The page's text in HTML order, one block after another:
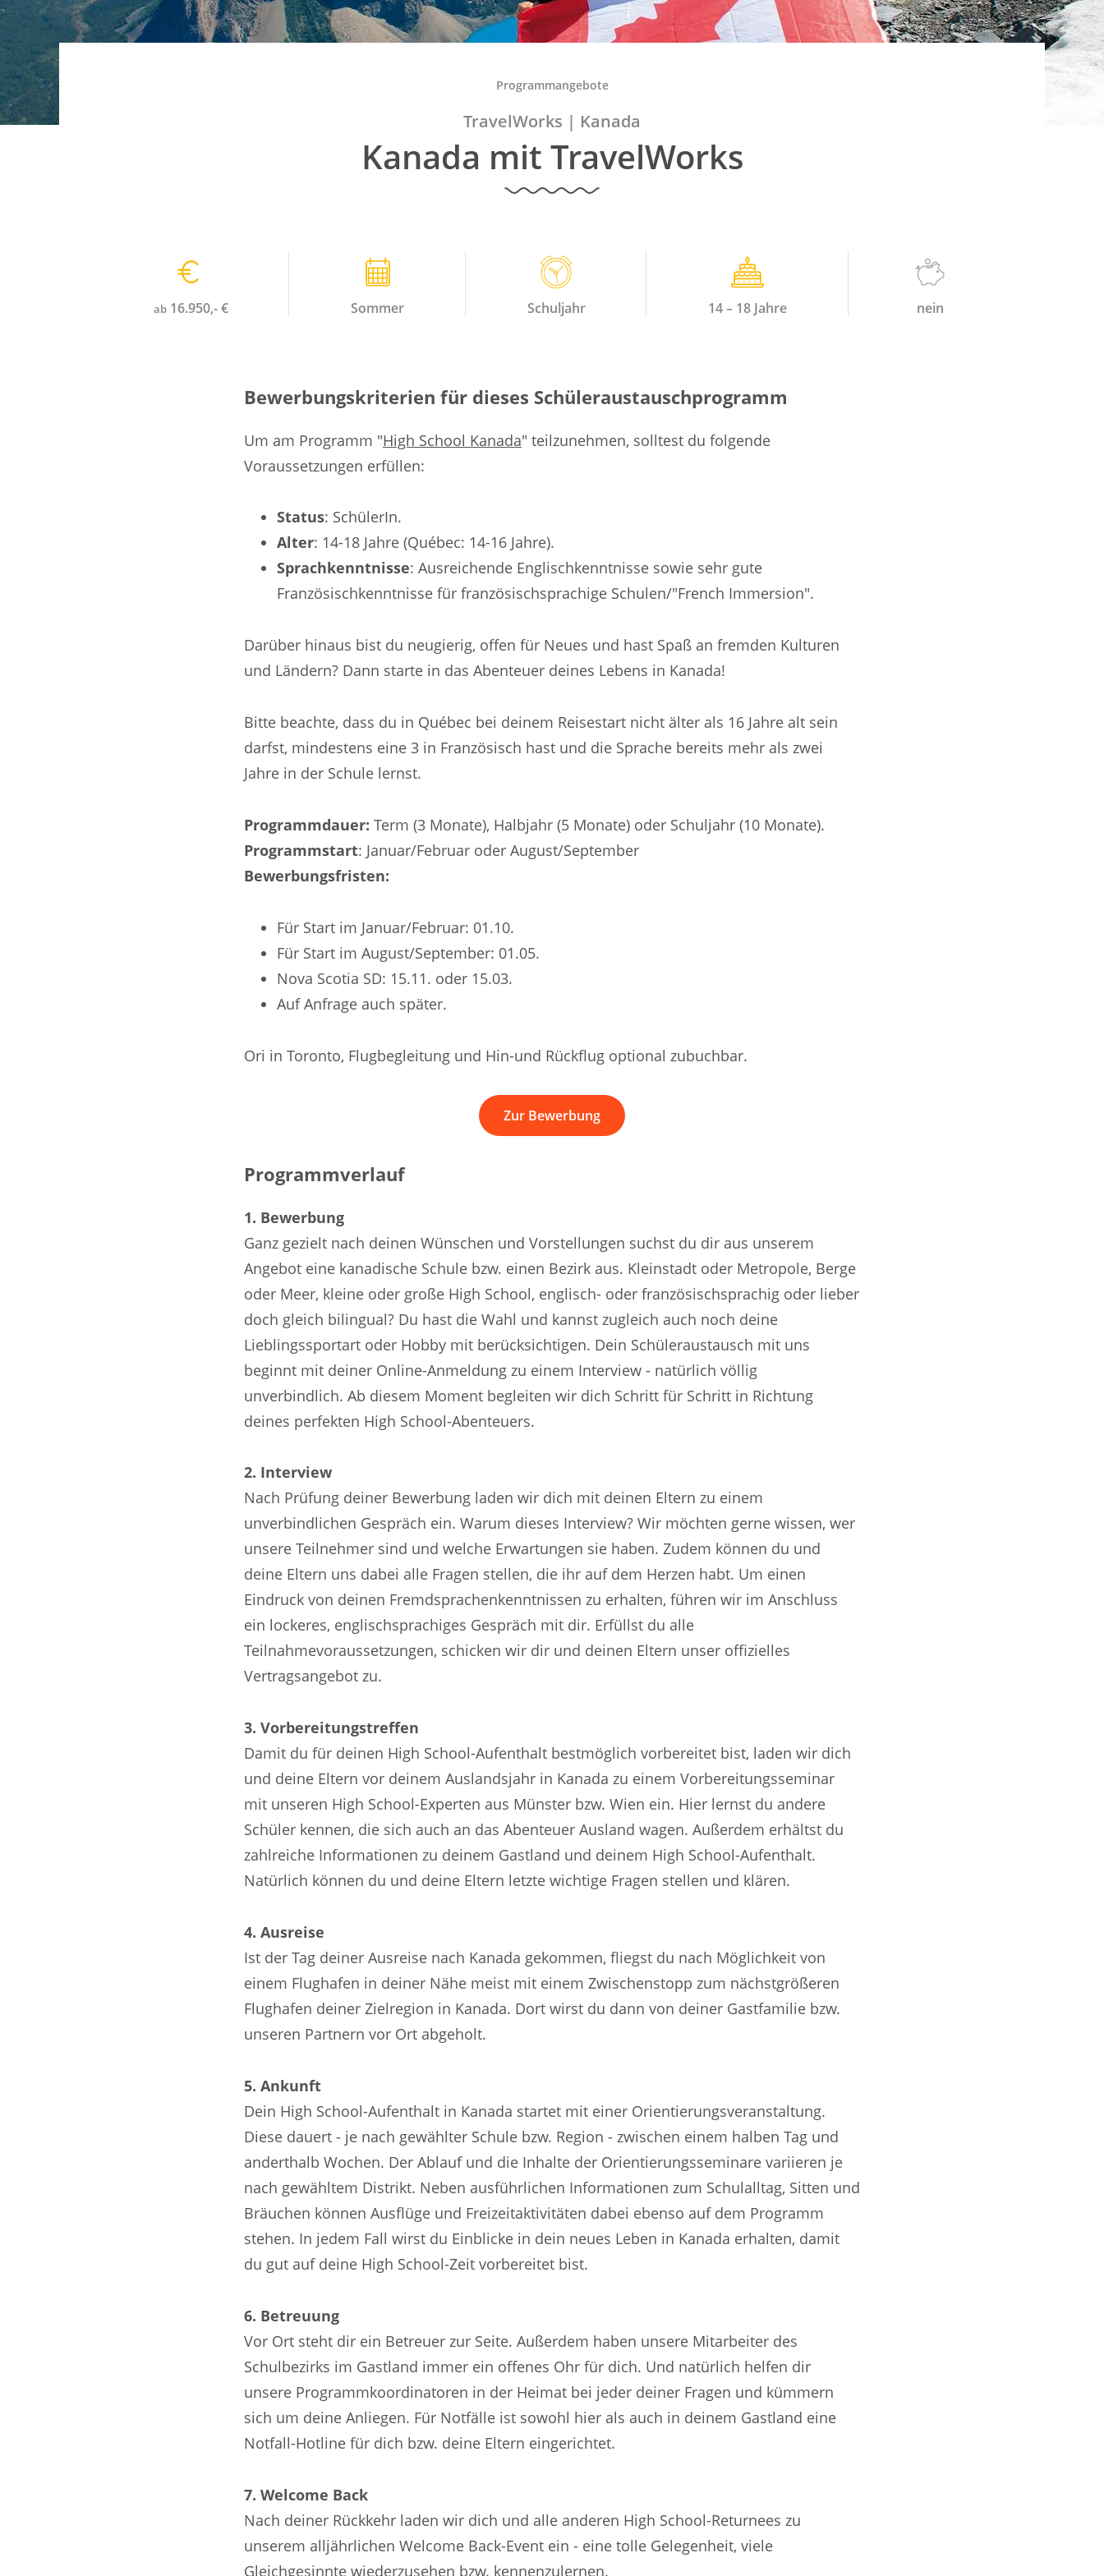
Programmangebote
TravelWorks | Kanada
Kanada mit TravelWorks
ab16.950,- € Sommer Schuljahr 14 – 18 Jahre nein
Bewerbungskriterien für dieses Schüleraustauschprogramm
Um am Programm "High School Kanada" teilzunehmen, solltest du folgende
Voraussetzungen erfüllen:
Status: SchülerIn.
Alter: 14-18 Jahre (Québec: 14-16 Jahre).
Sprachkenntnisse: Ausreichende Englischkenntnisse sowie sehr gute
Französischkenntnisse für französischsprachige Schulen/"French Immersion".
Darüber hinaus bist du neugierig, offen für Neues und hast Spaß an fremden Kulturen
und Ländern? Dann starte in das Abenteuer deines Lebens in Kanada!
Bitte beachte, dass du in Québec bei deinem Reisestart nicht älter als 16 Jahre alt sein
darfst, mindestens eine 3 in Französisch hast und die Sprache bereits mehr als zwei
Jahre in der Schule lernst.
Programmdauer: Term (3 Monate), Halbjahr (5 Monate) oder Schuljahr (10 Monate).
Programmstart: Januar/Februar oder August/September
Bewerbungsfristen:
Für Start im Januar/Februar: 01.10.
Für Start im August/September: 01.05.
Nova Scotia SD: 15.11. oder 15.03.
Auf Anfrage auch später.
Ori in Toronto, Flugbegleitung und Hin-und Rückflug optional zubuchbar.
Zur Bewerbung
Programmverlauf
1. Bewerbung
Ganz gezielt nach deinen Wünschen und Vorstellungen suchst du dir aus unserem
Angebot eine kanadische Schule bzw. einen Bezirk aus. Kleinstadt oder Metropole, Berge
oder Meer, kleine oder große High School, englisch- oder französischsprachig oder lieber
doch gleich bilingual? Du hast die Wahl und kannst zugleich auch noch deine
Lieblingssportart oder Hobby mit berücksichtigen. Dein Schüleraustausch mit uns
beginnt mit deiner Online-Anmeldung zu einem Interview - natürlich völlig
unverbindlich. Ab diesem Moment begleiten wir dich Schritt für Schritt in Richtung
deines perfekten High School-Abenteuers.
2. Interview
Nach Prüfung deiner Bewerbung laden wir dich mit deinen Eltern zu einem
unverbindlichen Gespräch ein. Warum dieses Interview? Wir möchten gerne wissen, wer
unsere Teilnehmer sind und welche Erwartungen sie haben. Zudem können du und
deine Eltern uns dabei alle Fragen stellen, die ihr auf dem Herzen habt. Um einen
Eindruck von deinen Fremdsprachenkenntnissen zu erhalten, führen wir im Anschluss
ein lockeres, englischsprachiges Gespräch mit dir. Erfüllst du alle
Teilnahmevoraussetzungen, schicken wir dir und deinen Eltern unser offizielles
Vertragsangebot zu.
3. Vorbereitungstreffen
Damit du für deinen High School-Aufenthalt bestmöglich vorbereitet bist, laden wir dich
und deine Eltern vor deinem Auslandsjahr in Kanada zu einem Vorbereitungsseminar
mit unseren High School-Experten aus Münster bzw. Wien ein. Hier lernst du andere
Schüler kennen, die sich auch an das Abenteuer Ausland wagen. Außerdem erhältst du
zahlreiche Informationen zu deinem Gastland und deinem High School-Aufenthalt.
Natürlich können du und deine Eltern letzte wichtige Fragen stellen und klären.
4. Ausreise
Ist der Tag deiner Ausreise nach Kanada gekommen, fliegst du nach Möglichkeit von
einem Flughafen in deiner Nähe meist mit einem Zwischenstopp zum nächstgrößeren
Flughafen deiner Zielregion in Kanada. Dort wirst du dann von deiner Gastfamilie bzw.
unseren Partnern vor Ort abgeholt.
5. Ankunft
Dein High School-Aufenthalt in Kanada startet mit einer Orientierungsveranstaltung.
Diese dauert - je nach gewählter Schule bzw. Region - zwischen einem halben Tag und
anderthalb Wochen. Der Ablauf und die Inhalte der Orientierungsseminare variieren je
nach gewähltem Distrikt. Neben ausführlichen Informationen zum Schulalltag, Sitten und
Bräuchen können Ausflüge und Freizeitaktivitäten dabei ebenso auf dem Programm
stehen. In jedem Fall wirst du Einblicke in dein neues Leben in Kanada erhalten, damit
du gut auf deine High School-Zeit vorbereitet bist.
6. Betreuung
Vor Ort steht dir ein Betreuer zur Seite. Außerdem haben unsere Mitarbeiter des
Schulbezirks im Gastland immer ein offenes Ohr für dich. Und natürlich helfen dir
unsere Programmkoordinatoren in der Heimat bei jeder deiner Fragen und kümmern
sich um deine Anliegen. Für Notfälle ist sowohl hier als auch in deinem Gastland eine
Notfall-Hotline für dich bzw. deine Eltern eingerichtet.
7. Welcome Back
Nach deiner Rückkehr laden wir dich und alle anderen High School-Returnees zu
unserem alljährlichen Welcome Back-Event ein - eine tolle Gelegenheit, viele
Gleichgesinnte wiederzusehen bzw. kennenzulernen.